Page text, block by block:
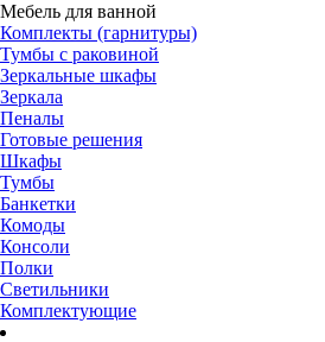
Мебель для ванной
Комплекты (гарнитуры)
Тумбы с раковиной
Зеркальные шкафы
Зеркала
Пеналы
Готовые решения
Шкафы
Тумбы
Банкетки
Комоды
Консоли
Полки
Светильники
Комплектующие